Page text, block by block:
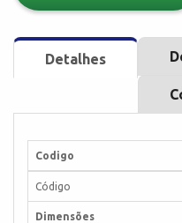
Detalhes
Codigo
Código
Dimensões